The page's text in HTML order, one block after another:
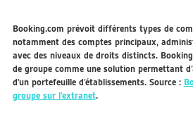
Booking.com prévoit différents types de
notamment des comptes principaux,
avec des niveaux de droits distincts.
de groupe comme une solution permettant
d’un portefeuille d’établissements. Source :
groupe sur l’extranet.